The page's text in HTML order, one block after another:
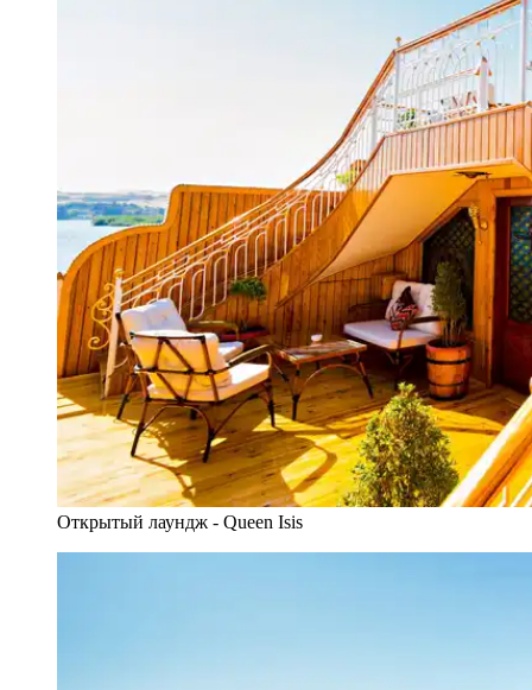
Открытый лаундж - Queen Isis